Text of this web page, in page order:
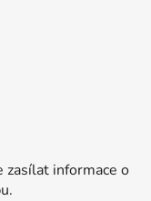
zasílat informace o